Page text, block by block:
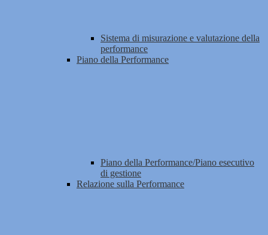
Sistema di misurazione e valutazione della
performance
Piano della Performance
Piano della Performance/Piano esecutivo
di gestione
Relazione sulla Performance